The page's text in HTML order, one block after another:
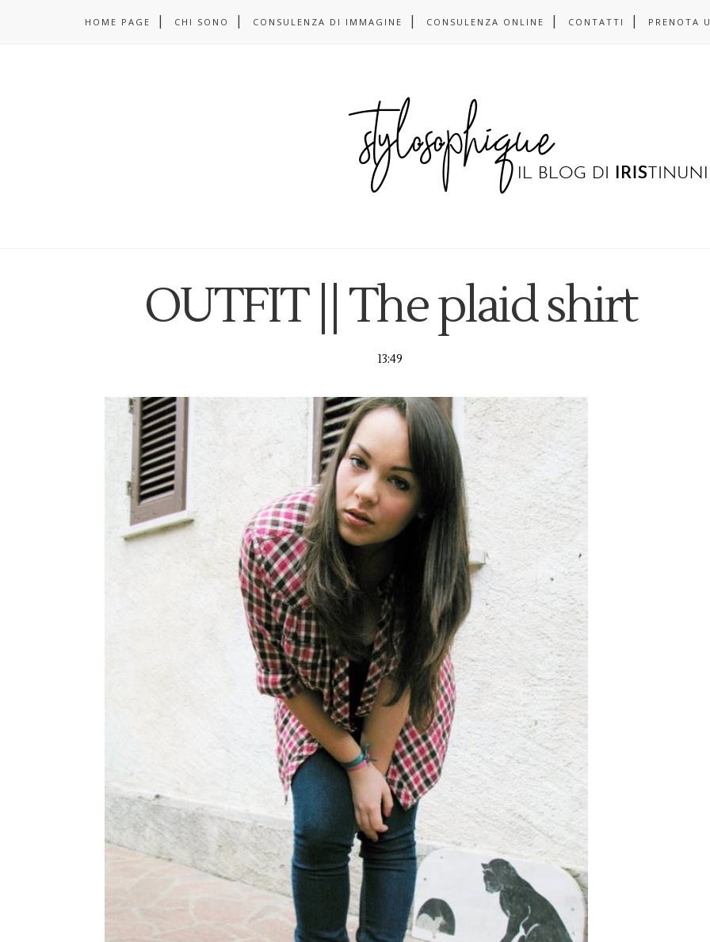
HOME PAGE CHI SONO CONSULENZA DI IMMAGINE CONSULENZA ONLINE CONTATTI PRENOTA
OUTFIT || The plaid shirt
13:49